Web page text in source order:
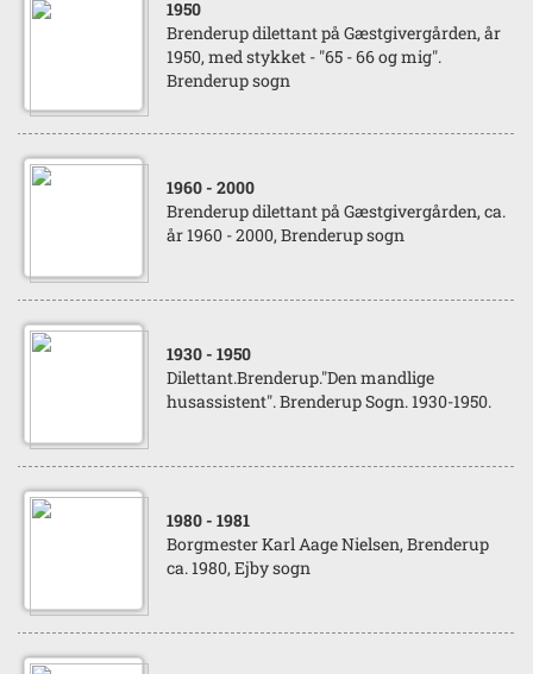
1950
Brenderup dilettant på Gæstgivergården, år
1950, med stykket - "65 - 66 og mig".
Brenderup sogn
1960 - 2000
Brenderup dilettant på Gæstgivergården, ca.
år 1960 - 2000, Brenderup sogn
1930 - 1950
Dilettant.Brenderup."Den mandlige
husassistent". Brenderup Sogn. 1930-1950.
1980 - 1981
Borgmester Karl Aage Nielsen, Brenderup
ca. 1980, Ejby sogn